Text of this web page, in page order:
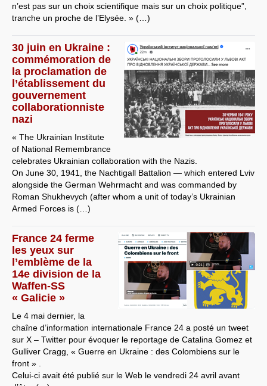
n’est pas sur un choix scientifique mais sur un choix politique”,
tranche un proche de l’Elysée. » (…)
30 juin en Ukraine :
commémoration de
la proclamation de
l’établissement du
gouvernement
collaborationniste
nazi
« The Ukrainian Institute
of National Remembrance
celebrates Ukrainian collaboration with the Nazis.
On June 30, 1941, the Nachtigall Battalion — which entered Lviv
alongside the German Wehrmacht and was commanded by
Roman Shukhevych (after whom a unit of today’s Ukrainian
Armed Forces is (…)
France 24 ferme
les yeux sur
l’emblème de la
14e division de la
Waffen-SS
« Galicie »
Le 4 mai dernier, la
chaîne d’information internationale France 24 a posté un tweet
sur X – Twitter pour évoquer le reportage de Catalina Gomez et
Gulliver Cragg, « Guerre en Ukraine : des Colombiens sur le
front » .
Celui-ci avait été publié sur le Web le vendredi 24 avril avant